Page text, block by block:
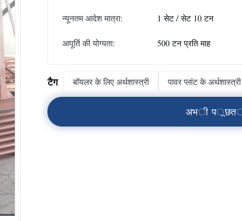
न्यूनतम आदेश मात्रा: 1 सेट / सेट 10 टन
आपूर्ति की योग्यता: 500 टन प्रति माह
टैग बॉयलर के लिए अर्थशास्त्री पावर प्लांट के अर्थशास्त्री
अभी पूछत